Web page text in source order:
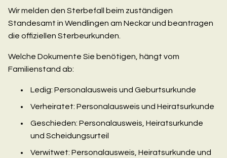
Wir melden den Sterbefall beim zuständigen
Standesamt in Wendlingen am Neckar und beantragen
die offiziellen Sterbeurkunden.
Welche Dokumente Sie benötigen, hängt vom
Familienstand ab:
Ledig: Personalausweis und Geburtsurkunde
Verheiratet: Personalausweis und Heiratsurkunde
Geschieden: Personalausweis, Heiratsurkunde
und Scheidungsurteil
Verwitwet: Personalausweis, Heiratsurkunde und